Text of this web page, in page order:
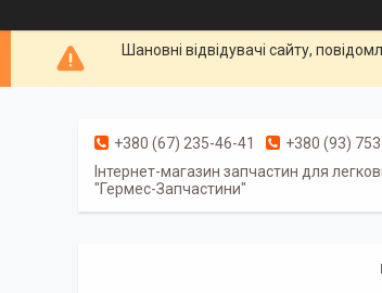
Шановні відвідувачі сайту,
+380 (67) 235-46-41
+380 (93)
Інтернет-магазин запчастин для
"Гермес-Запчастини"